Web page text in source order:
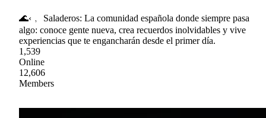
🌊‹﹐ Saladeros: La comunidad española donde siempre pasa
algo: conoce gente nueva, crea recuerdos inolvidables y vive
experiencias que te engancharán desde el primer día.
1,539
Online
12,606
Members